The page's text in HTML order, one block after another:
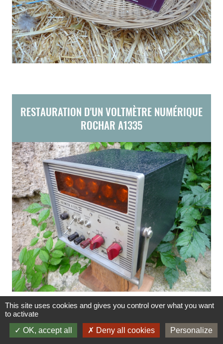
RESTAURATION D'UN VOLTMÈTRE NUMÉRIQUE
ROCHAR A1335
QUELQUES TUBES ÉLECTRONIQUES ANCIENS AU
This site uses cookies and gives you control over what you want
to activate
OK, accept all
Deny all cookies Personalize